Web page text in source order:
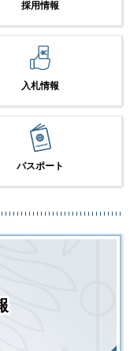
採用情報
入札情報
パスポート